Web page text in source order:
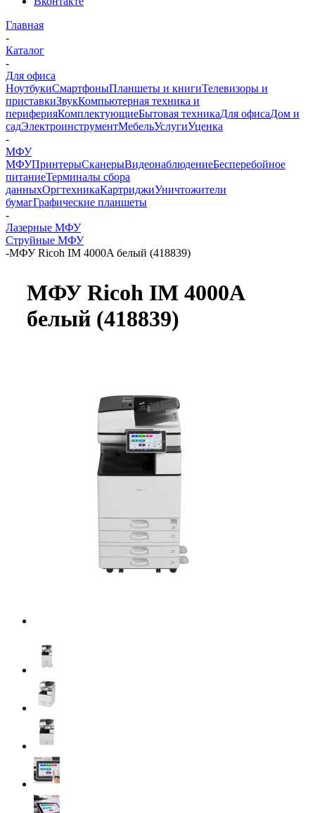
Главная
-
Каталог
-
Для офиса
НоутбукиСмартфоныПланшеты и книгиТелевизоры и
приставкиЗвукКомпьютерная техника и
периферияКомплектующиеБытовая техникаДля офисаДом и
садЭлектроинструментМебельУслугиУценка
-
МФУ
МФУПринтерыСканерыВидеонаблюдениеБесперебойное
питаниеТерминалы сбора
данныхОргтехникаКартриджиУничтожители
бумагГрафические планшеты
-
Лазерные МФУ
Струйные МФУ
-МФУ Ricoh IM 4000A белый (418839)
МФУ Ricoh IM 4000A
белый (418839)